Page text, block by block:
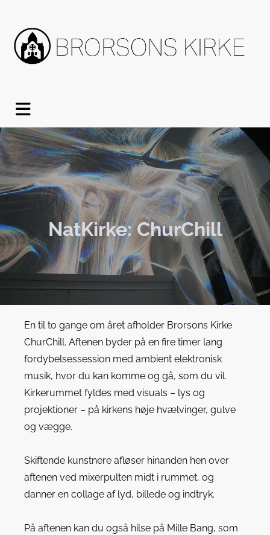
NatKirke: ChurChill
En til to gange om året afholder Brorsons Kirke
ChurChill. Aftenen byder på en fire timer lang
fordybelsessession med ambient elektronisk
musik, hvor du kan komme og gå, som du vil.
Kirkerummet fyldes med visuals – lys og
projektioner – på kirkens høje hvælvinger, gulve
og vægge.
Skiftende kunstnere afløser hinanden hen over
aftenen ved mixerpulten midt i rummet, og
danner en collage af lyd, billede og indtryk.
På aftenen kan du også hilse på Mille Bang, som